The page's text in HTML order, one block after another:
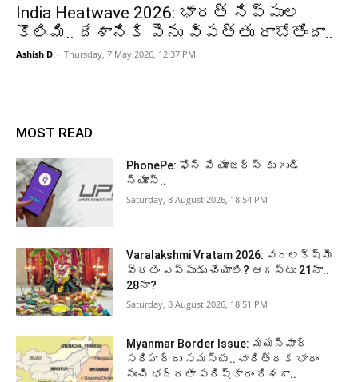
India Heatwave 2026: భారత్ నిప్పుల
కొలిమి.. దేశానికి పెను విపత్తు రాబోతోందా..
Ashish D - Thursday, 7 May 2026, 12:37 PM
MOST READ
PhonePe: ఫోన్ పే యూజర్స్ కు గుడ్
న్యూస్..
Saturday, 8 August 2026, 18:54 PM
Varalakshmi Vratam 2026: వరలక్ష్మీ
వ్రతం ఎప్పుడు చేయాలి? ఆగస్టు 21నా..
28నా?
Saturday, 8 August 2026, 18:51 PM
Myanmar Border Issue: మయన్మార్‌
సరిహద్దు సమస్య.. చారిత్రక భారం
నుంచి భద్రతా పరిష్కారం దిశగా..